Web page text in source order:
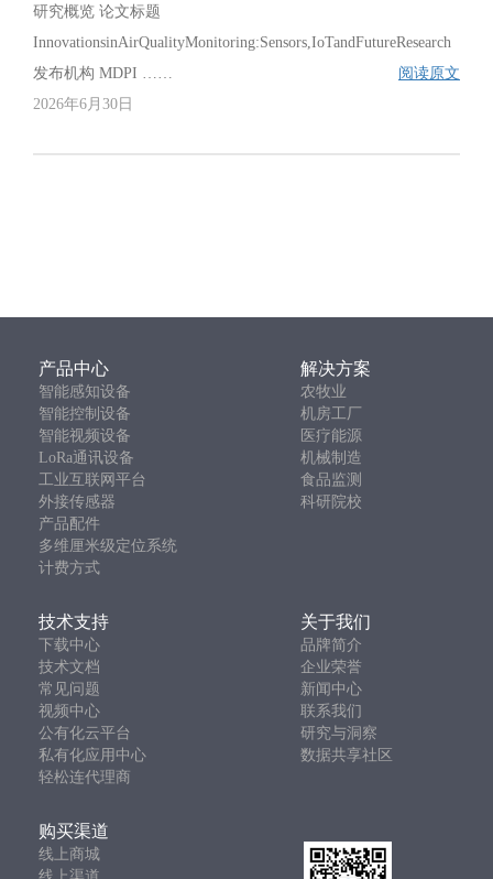
研究概览 论文标题
InnovationsinAirQualityMonitoring:Sensors,IoTandFutureResearch
发布机构 MDPI ……
阅读原文
2026年6月30日
产品中心 解决方案
智能感知设备
农牧业
智能控制设备
机房工厂
智能视频设备
医疗能源
LoRa通讯设备
机械制造
工业互联网平台
食品监测
外接传感器
科研院校
产品配件
多维厘米级定位系统
计费方式
技术支持 关于我们
下载中心
品牌简介
技术文档
企业荣誉
常见问题
新闻中心
视频中心
联系我们
公有化云平台
研究与洞察
私有化应用中心
数据共享社区
轻松连代理商
购买渠道
线上商城